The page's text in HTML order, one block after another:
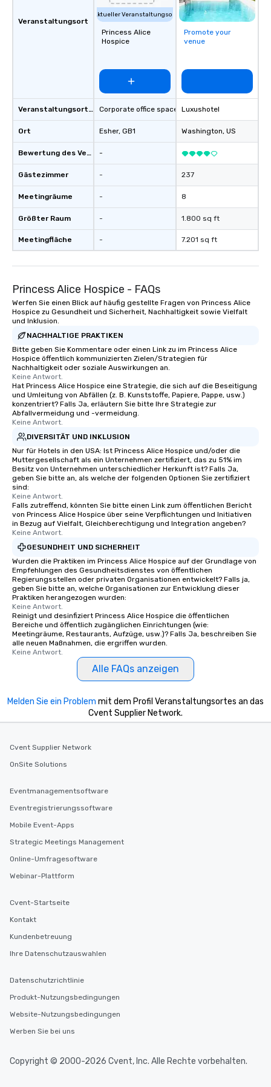
different locations! These quick
connections create a friendly,
collaborative environment and boost
communication beyond the event
Veranstaltungsort
Veranstaltungsortstyp
Ort
Bewertung des Veranstaltungsortes
Gästezimmer
Meetingräume
Größter Raum
Meetingfläche
Aktueller Veranstaltungsort
Princess Alice
Hospice
Corporate office space
Esher, GB1
-
-
-
-
-
Promote your
venue
Luxushotel
Washington, US
237
8
1.800 sq ft
7.201 sq ft
Princess Alice Hospice - FAQs
Werfen Sie einen Blick auf häufig gestellte Fragen von Princess Alice
Hospice zu Gesundheit und Sicherheit, Nachhaltigkeit sowie Vielfalt
und Inklusion.
NACHHALTIGE PRAKTIKEN
Bitte geben Sie Kommentare oder einen Link zu im Princess Alice
Hospice öffentlich kommunizierten Zielen/Strategien für
Nachhaltigkeit oder soziale Auswirkungen an.
Keine Antwort.
Hat Princess Alice Hospice eine Strategie, die sich auf die Beseitigung
und Umleitung von Abfällen (z. B. Kunststoffe, Papiere, Pappe, usw.)
konzentriert? Falls Ja, erläutern Sie bitte Ihre Strategie zur
Abfallvermeidung und -vermeidung.
Keine Antwort.
DIVERSITÄT UND INKLUSION
Nur für Hotels in den USA: Ist Princess Alice Hospice und/oder die
Muttergesellschaft als ein Unternehmen zertifiziert, das zu 51% im
Besitz von Unternehmen unterschiedlicher Herkunft ist? Falls Ja,
geben Sie bitte an, als welche der folgenden Optionen Sie zertifiziert
sind:
Keine Antwort.
Falls zutreffend, könnten Sie bitte einen Link zum öffentlichen Bericht
von Princess Alice Hospice über seine Verpflichtungen und Initiativen
in Bezug auf Vielfalt, Gleichberechtigung und Integration angeben?
Keine Antwort.
GESUNDHEIT UND SICHERHEIT
Wurden die Praktiken im Princess Alice Hospice auf der Grundlage von
Empfehlungen des Gesundheitsdienstes von öffentlichen
Regierungsstellen oder privaten Organisationen entwickelt? Falls ja,
geben Sie bitte an, welche Organisationen zur Entwicklung dieser
Praktiken herangezogen wurden:
Keine Antwort.
Reinigt und desinfiziert Princess Alice Hospice die öffentlichen
Bereiche und öffentlich zugänglichen Einrichtungen (wie:
Meetingräume, Restaurants, Aufzüge, usw.)? Falls Ja, beschreiben Sie
alle neuen Maßnahmen, die ergriffen wurden.
Keine Antwort.
Alle FAQs anzeigen
Melden Sie ein Problem mit dem Profil Veranstaltungsortes an das
Cvent Supplier Network.
Cvent Supplier Network
OnSite Solutions
Eventmanagementsoftware
Eventregistrierungssoftware
Mobile Event-Apps
Strategic Meetings Management
Online-Umfragesoftware
Webinar-Plattform
Cvent-Startseite
Kontakt
Kundenbetreuung
Ihre Datenschutzauswahlen
Datenschutzrichtlinie
Produkt-Nutzungsbedingungen
Website-Nutzungsbedingungen
Werben Sie bei uns
Copyright © 2000-2026 Cvent, Inc. Alle Rechte vorbehalten.